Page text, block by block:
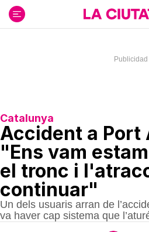
contenido
Catalunya
Accident a Port
"Ens vam
el tronc i
continuar"
Un dels usuaris arran de
va haver cap sistema que